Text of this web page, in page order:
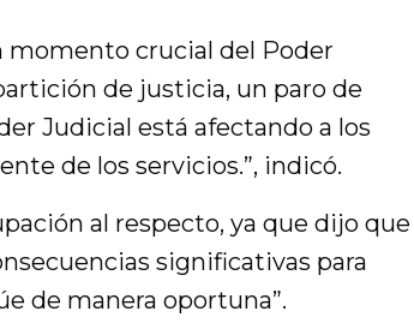
momento crucial del Poder
de justicia, un paro de
Judicial está afectando a los
de los servicios.”, indicó.
al respecto, ya que dijo que
significativas para
de manera oportuna”.